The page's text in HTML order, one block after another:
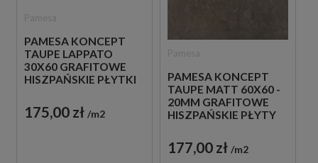
PAMESA KONCEPT
TAUPE LAPPATO
30X60 GRAFITOWE
HISZPAŃSKIE PŁYTKI
175,00 zł m2
PAMESA KONCEPT
TAUPE MATT 60X60 -
20MM GRAFITOWE
HISZPAŃSKIE PŁYTY
IMITUJĄCE BETON
177,00 zł m2